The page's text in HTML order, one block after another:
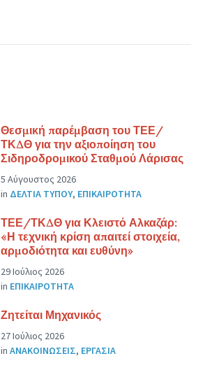
Θεσμική παρέμβαση του ΤΕΕ/
ΤΚΔΘ για την αξιοποίηση του
Σιδηροδρομικού Σταθμού Λάρισας
5 Αύγουστος 2026
in ΔΕΛΤΙΑ ΤΥΠΟΥ, ΕΠΙΚΑΙΡΟΤΗΤΑ
ΤΕΕ/ΤΚΔΘ για Κλειστό Αλκαζάρ:
«Η τεχνική κρίση απαιτεί στοιχεία,
αρμοδιότητα και ευθύνη»
29 Ιούλιος 2026
in ΕΠΙΚΑΙΡΟΤΗΤΑ
Ζητείται Μηχανικός
27 Ιούλιος 2026
in ΑΝΑΚΟΙΝΩΣΕΙΣ, ΕΡΓΑΣΙΑ